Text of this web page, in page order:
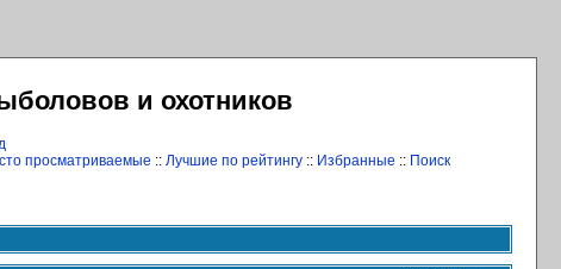
и охотников
просматриваемые :: Лучшие по рейтингу:: Избранные :: Поиск